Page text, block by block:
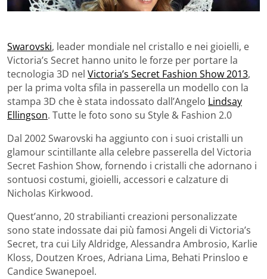
Swarovski, leader mondiale nel cristallo e nei gioielli, e
Victoria’s Secret hanno unito le forze per portare la
tecnologia 3D nel Victoria’s Secret Fashion Show 2013,
per la prima volta sfila in passerella un modello con la
stampa 3D che è stata indossato dall’Angelo Lindsay
Ellingson. Tutte le foto sono su Style & Fashion 2.0
Dal 2002 Swarovski ha aggiunto con i suoi cristalli un
glamour scintillante alla celebre passerella del Victoria
Secret Fashion Show, fornendo i cristalli che adornano i
sontuosi costumi, gioielli, accessori e calzature di
Nicholas Kirkwood.
Quest’anno, 20 strabilianti creazioni personalizzate
sono state indossate dai più famosi Angeli di Victoria’s
Secret, tra cui Lily Aldridge, Alessandra Ambrosio, Karlie
Kloss, Doutzen Kroes, Adriana Lima, Behati Prinsloo e
Candice Swanepoel.